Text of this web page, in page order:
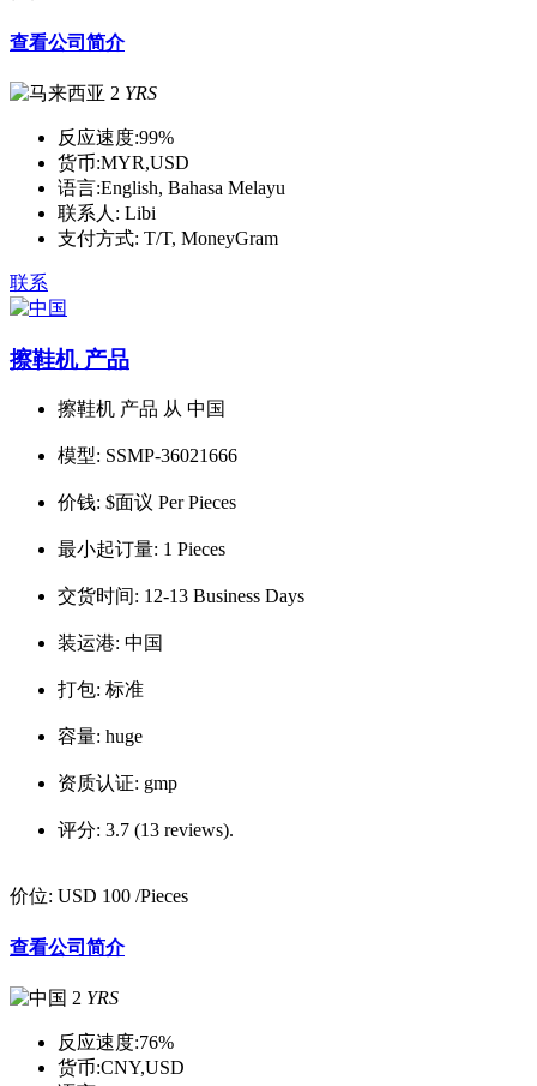
查看公司简介
2 YRS
反应速度:99%
货币:MYR,USD
语言:English, Bahasa Melayu
联系人: Libi
支付方式: T/T, MoneyGram
联系
擦鞋机 产品
擦鞋机 产品 从 中国
模型: SSMP-36021666
价钱: $面议 Per Pieces
最小起订量: 1 Pieces
交货时间: 12-13 Business Days
装运港: 中国
打包: 标准
容量: huge
资质认证: gmp
评分: 3.7 (13 reviews).
价位: USD 100 /Pieces
查看公司简介
2 YRS
反应速度:76%
货币:CNY,USD